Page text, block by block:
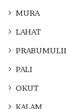
MURA
LAHAT
PALI
OKUT
KALAM